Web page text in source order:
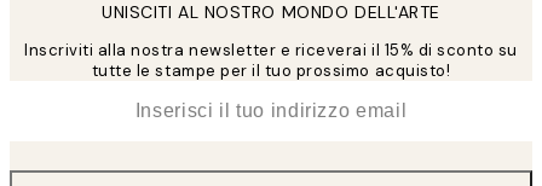
UNISCITI AL NOSTRO MONDO DELL'ARTE
Inscriviti alla nostra newsletter e riceverai il 15% di sconto su
tutte le stampe per il tuo prossimo acquisto!